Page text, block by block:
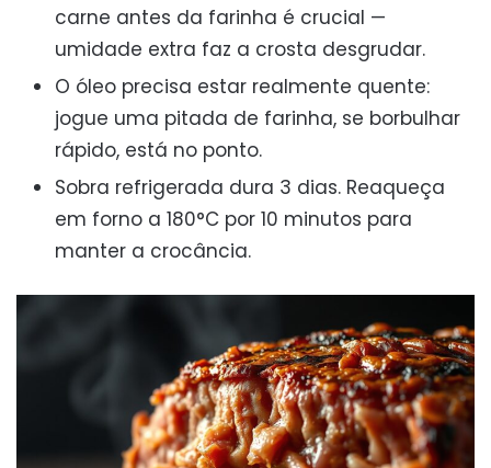
carne antes da farinha é crucial —
umidade extra faz a crosta desgrudar.
O óleo precisa estar realmente quente:
jogue uma pitada de farinha, se borbulhar
rápido, está no ponto.
Sobra refrigerada dura 3 dias. Reaqueça
em forno a 180°C por 10 minutos para
manter a crocância.